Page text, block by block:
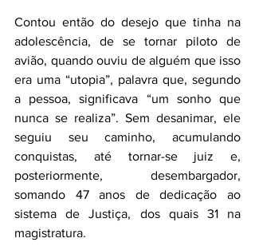
Contou então do desejo que tinha na
adolescência, de se tornar piloto de
avião, quando ouviu de alguém que isso
era uma “utopia”, palavra que, segundo
a pessoa, significava “um sonho que
nunca se realiza”. Sem desanimar, ele
seguiu seu caminho, acumulando
conquistas, até tornar-se juiz e,
posteriormente, desembargador,
somando 47 anos de dedicação ao
sistema de Justiça, dos quais 31 na
magistratura.